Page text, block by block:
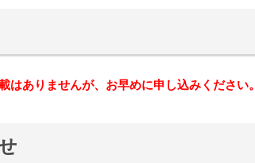
はありませんが、お早めに申し込みください。